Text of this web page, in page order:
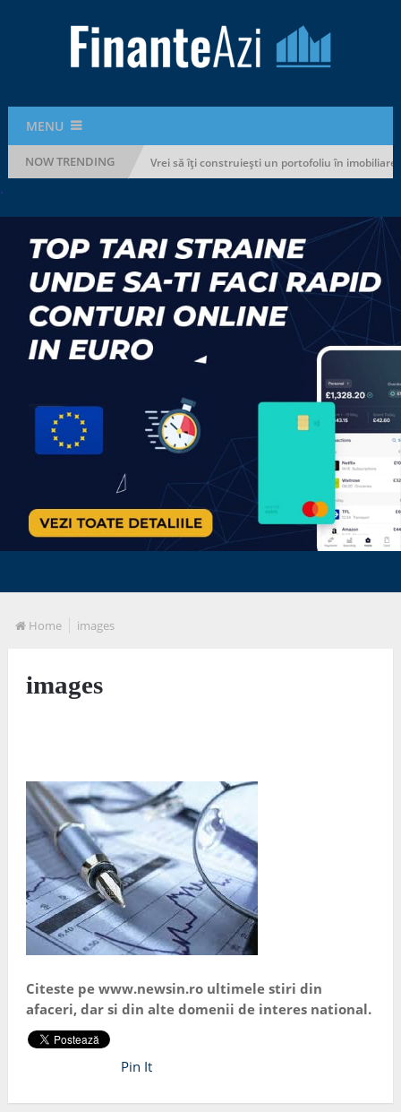
MENU
NOW TRENDING
să-ți rupi bugetul Vrei să îți construiești un portofoliu în imobiliare?
.
Home images
images
Citeste pe www.newsin.ro ultimele stiri din
afaceri, dar si din alte domenii de interes national.
Pin It